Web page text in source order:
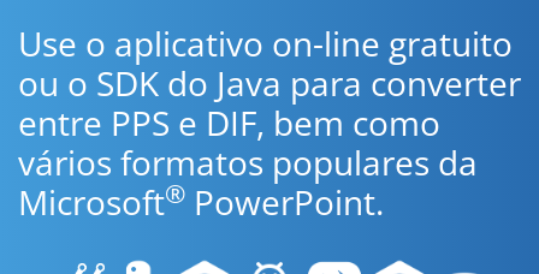
Use o aplicativo on-line gratuito
ou o SDK do Java para converter
entre PPS e DIF, bem como
vários formatos populares da
Microsoft® PowerPoint.